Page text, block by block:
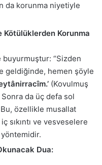
da korunma niyetiyle
Kötülüklerden Korunma
buyurmuştur: “Sizden
geldiğinde, hemen şöyle
(Kovulmuş
Sonra da üç defa sol
özellikle musallat
sıkıntı ve vesveselere
Dua: